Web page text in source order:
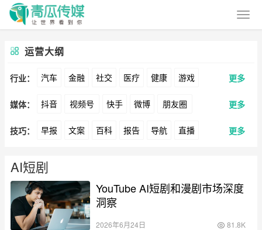
运营大纲
行业： 汽车 金融 社交 医疗 健康 游戏
动漫 美妆 美食 家装 教育 婚纱
酒旅 母婴 宠物 文娱 跨境 科技
广告
更多
媒体： 抖音 视频号 快手 微博 朋友圈
公众号 B站 小红书 头条 知乎
360
最右 神马 谷歌 Facebook Tiktok
YouTube
更多
技巧： 早报 文案 百科 报告 导航 直播
卖货
涨粉 广告 推广 方案 策划 案例
数据 拉新
更多
AI短剧
YouTube AI短剧和漫剧市场深度
洞察
2026年6月24日 81.8K